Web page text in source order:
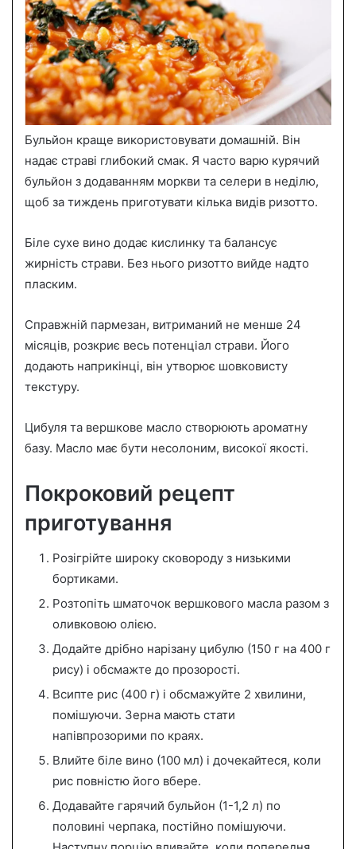
Бульйон краще використовувати домашній. Він
надає страві глибокий смак. Я часто варю курячий
бульйон з додаванням моркви та селери в неділю,
щоб за тиждень приготувати кілька видів ризотто.
Біле сухе вино додає кислинку та балансує
жирність страви. Без нього ризотто вийде надто
пласким.
Справжній пармезан, витриманий не менше 24
місяців, розкриє весь потенціал страви. Його
додають наприкінці, він утворює шовковисту
текстуру.
Цибуля та вершкове масло створюють ароматну
базу. Масло має бути несолоним, високої якості.
Покроковий рецепт
приготування
Розігрійте широку сковороду з низькими
бортиками.
Розтопіть шматочок вершкового масла разом з
оливковою олією.
Додайте дрібно нарізану цибулю (150 г на 400 г
рису) і обсмажте до прозорості.
Всипте рис (400 г) і обсмажуйте 2 хвилини,
помішуючи. Зерна мають стати
напівпрозорими по краях.
Влийте біле вино (100 мл) і дочекайтеся, коли
рис повністю його вбере.
Додавайте гарячий бульйон (1-1,2 л) по
половині черпака, постійно помішуючи.